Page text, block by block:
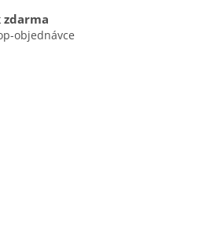
zdarma
objednávce